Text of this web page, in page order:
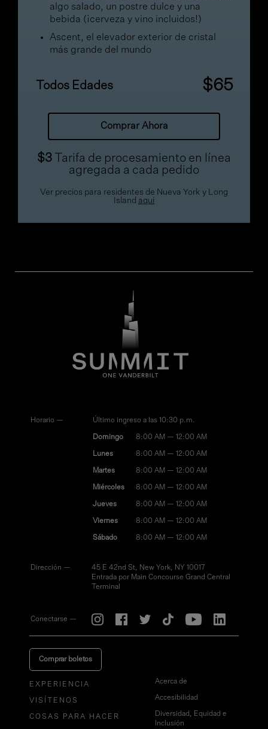
algo salado, un postre dulce y una
bebida (¡cerveza y vino incluidos!)
Ascent, el elevador exterior de cristal
más grande del mundo
Todos Edades $65
Comprar Ahora
$3 Tarifa de procesamiento en línea
agregada a cada pedido
Ver precios para residentes de Nueva York y Long
Island aqui
Horario — Último ingreso a las 10:30 p.m.
Domingo 8:00 AM — 12:00 AM
Lunes 8:00 AM — 12:00 AM
Martes 8:00 AM — 12:00 AM
Miércoles 8:00 AM — 12:00 AM
Jueves 8:00 AM — 12:00 AM
Viernes 8:00 AM — 12:00 AM
Sábado 8:00 AM — 12:00 AM
Dirección —
45 E 42nd St, New York, NY 10017
Entrada por Main Concourse Grand Central
Terminal
Conectarse —
Comprar boletos
EXPERIENCIA
VISÍTENOS
COSAS PARA HACER
Acerca de
Accesibilidad
Diversidad, Equidad e
Inclusión